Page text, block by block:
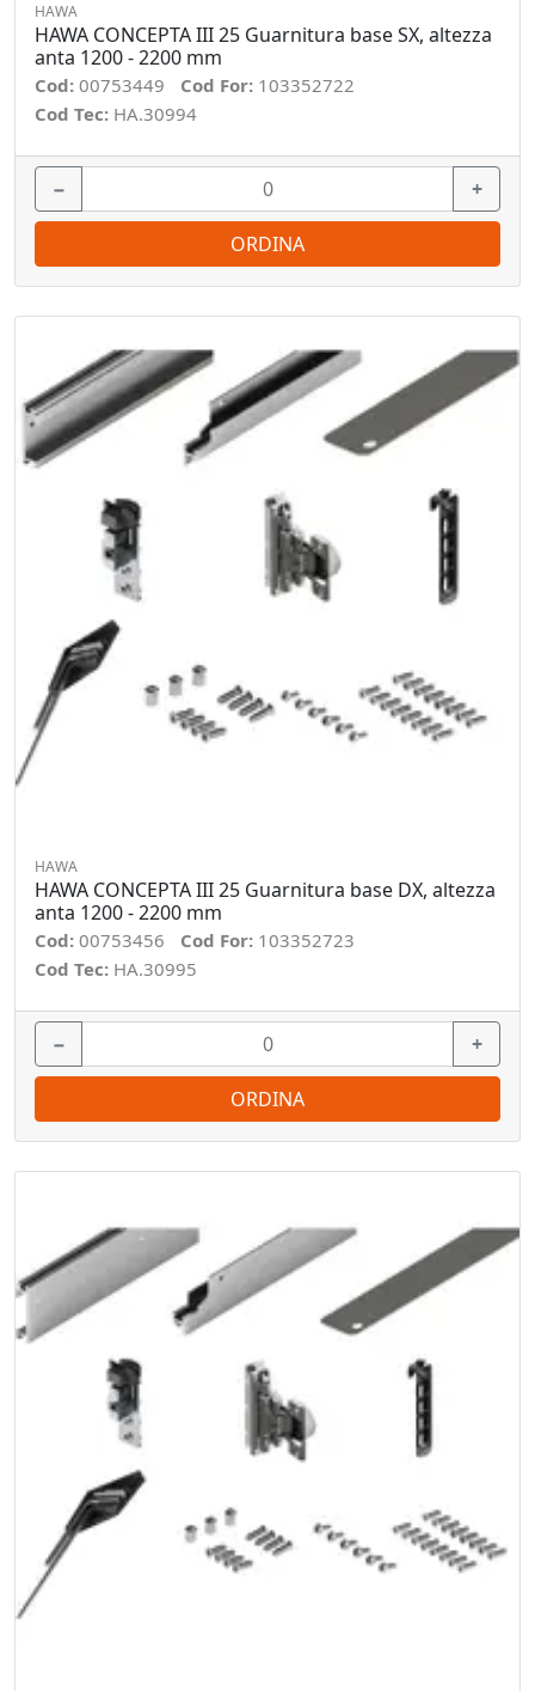
HAWA
HAWA CONCEPTA III 25 Guarnitura base SX, altezza
anta 1200 - 2200 mm
Cod: 00753449 Cod For: 103352722
Cod Tec: HA.30994
− +
ORDINA
HAWA
HAWA CONCEPTA III 25 Guarnitura base DX, altezza
anta 1200 - 2200 mm
Cod: 00753456 Cod For: 103352723
Cod Tec: HA.30995
− +
ORDINA